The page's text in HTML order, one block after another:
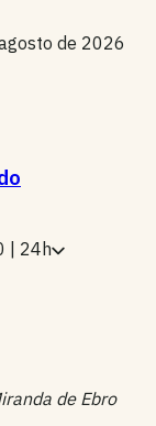
de 2026
| 24h
de Ebro